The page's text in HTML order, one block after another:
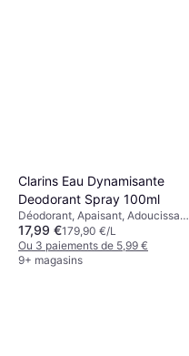
Clarins Eau Dynamisante
Deodorant Spray 100ml
Déodorant, Apaisant, Adoucissant,
Parfumé, Hydratant
17,99 €179,90 €/L
Ou 3 paiements de 5,99 €
9+ magasins